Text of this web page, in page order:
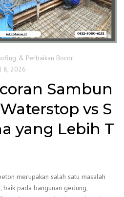
& Perbaikan Bocor
8, 2026
Sambun
vs S
yang Lebih T
merupakan salah satu masalah
baik pada bangunan gedung,